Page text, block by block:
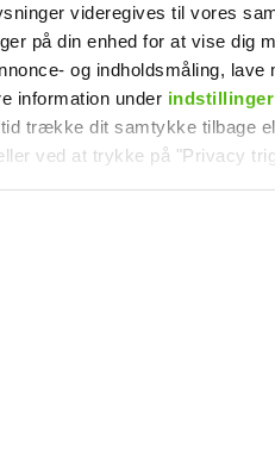
videregives til vores
på din enhed for at vise dig
og indholdsmåling, lave
information under indstillinger
trække dit samtykke tilbage
ved at trykke på "Privacy
cookies fra tredjeparter til at
præferencer samt til brug
gang: Jeg er